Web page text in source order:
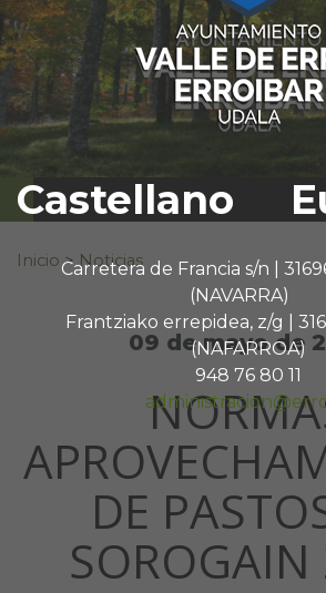
Castellano
Carretera de Francia s/n |
(NAVARRA)
Frantziako errepidea, z/g |
(NAFARROA)
948 76 80 11
Buscar:
Inicio > Noticias
09 de mayo de
DE